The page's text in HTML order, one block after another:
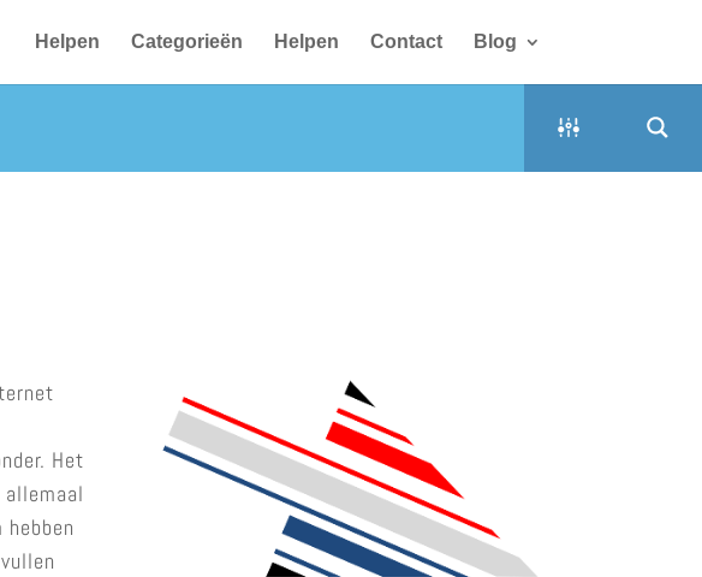
Helpen Categorieën Helpen Contact Blog
Het